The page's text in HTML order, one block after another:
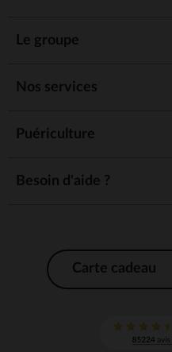
Le groupe
Nos services
Puériculture
Besoin d'aide ?
Carte cadeau